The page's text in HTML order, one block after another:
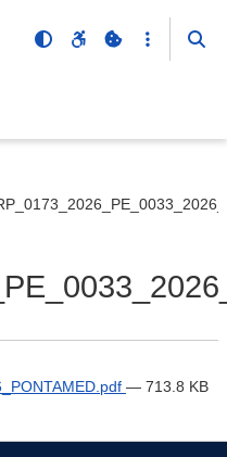
— 713.8 KB